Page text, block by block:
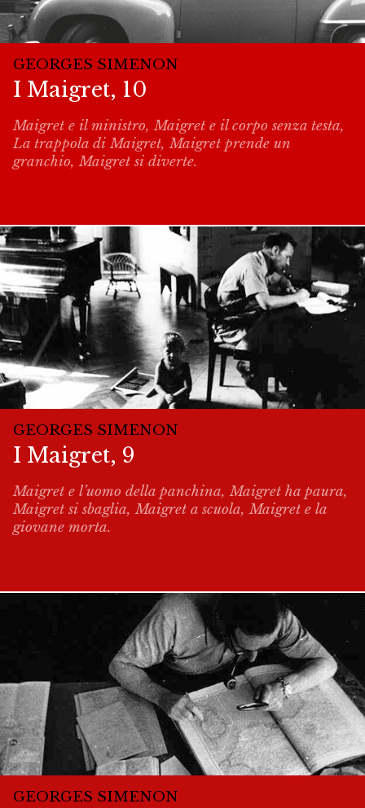
GEORGES SIMENON
I Maigret, 10
Maigret e il ministro, Maigret e il corpo senza testa,
La trappola di Maigret, Maigret prende un
granchio, Maigret si diverte.
GEORGES SIMENON
I Maigret, 9
Maigret e l’uomo della panchina, Maigret ha paura,
Maigret si sbaglia, Maigret a scuola, Maigret e la
giovane morta.
GEORGES SIMENON